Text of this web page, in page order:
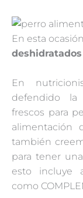
En esta
En
defendido la
frescos para
alimentación
también
para tener
esto incluye
como